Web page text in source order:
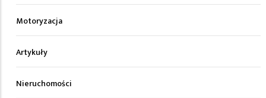
Motoryzacja
Artykuły
Nieruchomości